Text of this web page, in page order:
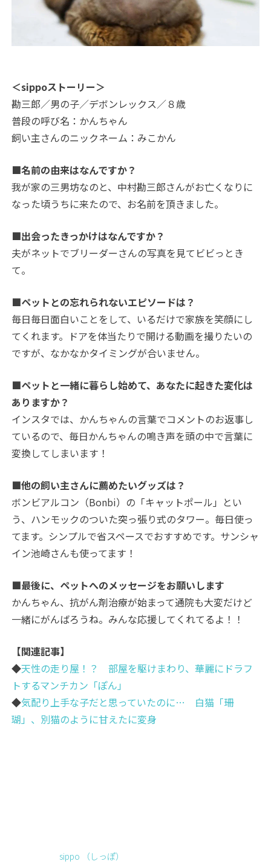
＜sippoストーリー＞
勘三郎／男の子／デボンレックス／８歳
普段の呼び名：かんちゃん
飼い主さんのニックネーム：みこかん
■名前の由来はなんですか？
我が家の三男坊なのと、中村勘三郎さんがお亡くなりに
なった頃うちに来たので、お名前を頂きました。
■出会ったきっかけはなんですか？
夫がネットでブリーダーさんの写真を見てビビっとき
て。
■ペットとの忘れられないエピソードは？
毎日毎日面白いことをして、いるだけで家族を笑顔にし
てくれます。ドアを体当たりで開ける動画を撮りたいの
ですが、なかなかタイミングが合いません。
■ペットと一緒に暮らし始めて、あなたに起きた変化は
ありますか？
インスタでは、かんちゃんの言葉でコメントのお返事し
ているので、毎日かんちゃんの鳴き声を頭の中で言葉に
変換してしまいます！
■他の飼い主さんに薦めたいグッズは？
ボンビアルコン（Bonbi）の「キャットポール」とい
う、ハンモックのついた突っ張り式のタワー。毎日使っ
てます。シンプルで省スペースでおすすめです。サンシャ
イン池崎さんも使ってます！
■最後に、ペットへのメッセージをお願いします
かんちゃん、抗がん剤治療が始まって通院も大変だけど
一緒にがんばろうね。みんな応援してくれてるよ！！
【関連記事】
◆天性の走り屋！？ 部屋を駆けまわり、華麗にドラフ
トするマンチカン「ぽん」
◆気配り上手な子だと思っていたのに… 白猫「珊
瑚」、別猫のように甘えたに変身
sippo （しっぽ）